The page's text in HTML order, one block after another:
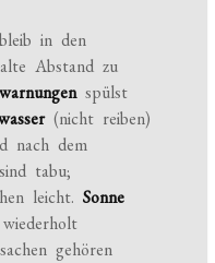
in den
Abstand zu
spülst
(nicht reiben)
nach dem
sind tabu;
leicht.Sonne
gehören